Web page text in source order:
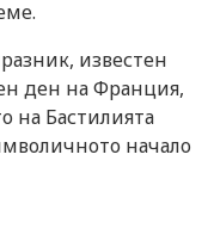
известен
ден на Франция,
на Бастилията
начало